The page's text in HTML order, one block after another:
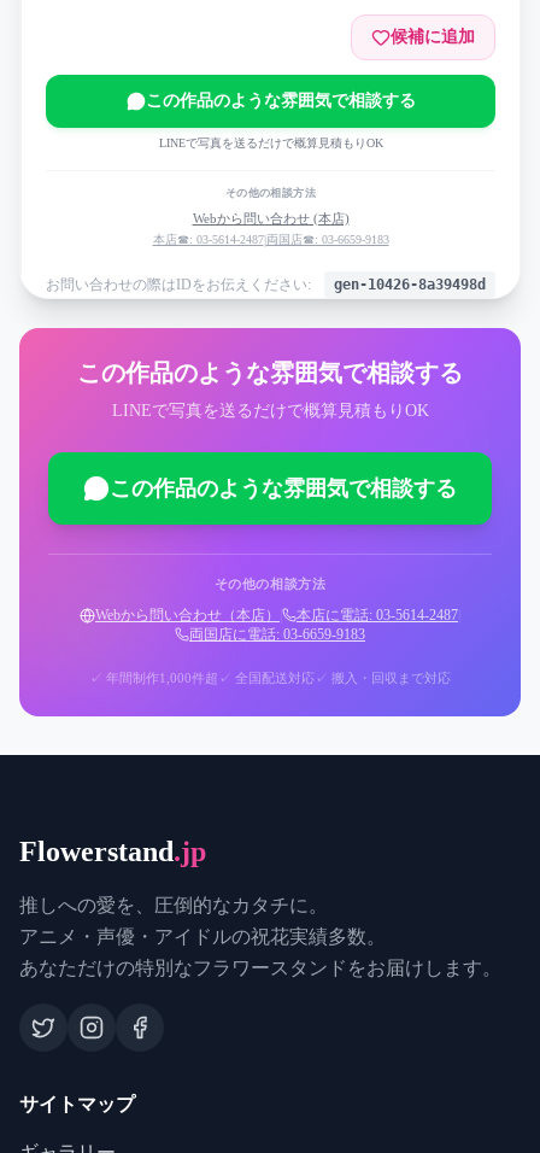
候補に追加
この作品のような雰囲気で相談する
LINEで写真を送るだけで概算見積もりOK
その他の相談方法
Webから問い合わせ (本店)
本店☎: 03-5614-2487|両国店☎: 03-6659-9183
お問い合わせの際はIDをお伝えください: gen-10426-8a39498d
この作品のような雰囲気で相談する
LINEで写真を送るだけで概算見積もりOK
この作品のような雰囲気で相談する
その他の相談方法
Webから問い合わせ（本店） 本店に電話: 03-5614-2487
両国店に電話: 03-6659-9183
✓ 年間制作1,000件超 ✓ 全国配送対応 ✓ 搬入・回収まで対応
Flowerstand.jp
推しへの愛を、圧倒的なカタチに。
アニメ・声優・アイドルの祝花実績多数。
あなただけの特別なフラワースタンドをお届けします。
サイトマップ